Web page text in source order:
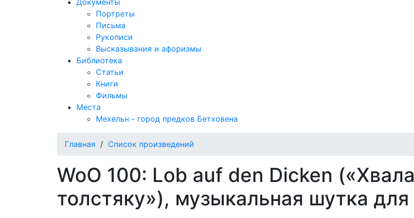
Документы
Портреты
Письма
Рукописи
Высказывания и афоризмы
Библиотека
Статьи
Книги
Фильмы
Места
Мехельн - город предков Бетховена
Главная / Список произведений
WoO 100: Lob auf den Dicken («Хвала
толстяку»), музыкальная шутка для